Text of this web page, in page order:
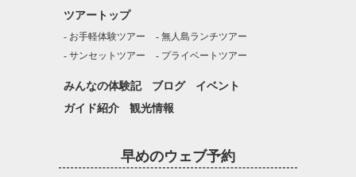
ツアートップ
お手軽体験ツアー
無人島ランチツアー
サンセットツアー
プライベートツアー
みんなの体験記 ブログ
イベント
ガイド紹介
観光情報
早めのウェブ予約